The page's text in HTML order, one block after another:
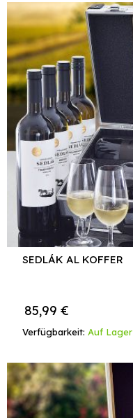
SEDLÁK AL KOFFER
Verfügbarkeit: Auf Lager
85,99 €